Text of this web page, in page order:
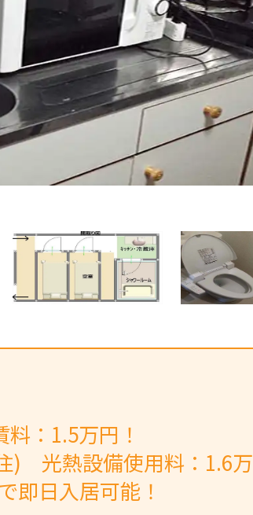
：1.5万円！
) 光熱設備使用料：1.6
即日入居可能！